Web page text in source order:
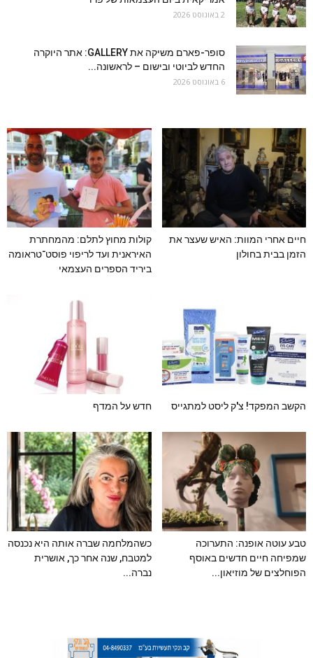
2 באוגוסט 2026
סופר-פארם משיקה את GALLERY: אתר היוקרה
החדש לביוטי ובישום – לראשונה...
6 באוגוסט 2026
חיים אחרי המוות: האיש שעצר את
הזמן בבית בחולון
קולות מחוץ לתלם: מהמחתרת
האיראנית ועד לריפוי פוסט־טראומה
ביריד הספרים העצמאי
הקשב המפקד! צ'ק ליסט למתגייס חדש על המדף
טבע עוטה אופנה: התערוכה
שמפיחה חיים חדשים באוסף
הפוחלצים של מוזיאון...
כשהמלחמה שברה אותה היא נכנסה
למטבח, שנה אחר כך, אושרית
נברה...